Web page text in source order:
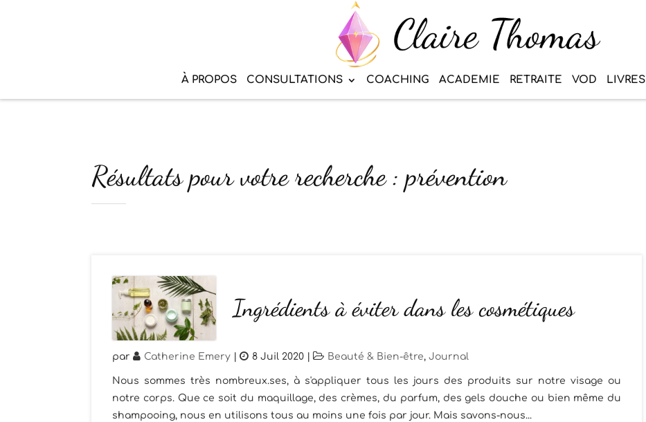
À PROPOS CONSULTATIONS COACHING ACADEMIE RETRAITE VOD LIVRES
Résultats pour votre recherche : prévention
Ingrédients à éviter dans les cosmétiques
par Catherine Emery 8 Juil 2020 Beauté & Bien-être, Journal
Nous sommes très nombreux.ses, à s'appliquer tous les jours des produits sur notre visage ou
notre corps. Que ce soit du maquillage, des crèmes, du parfum, des gels douche ou bien même du
shampooing, nous en utilisons tous au moins une fois par jour. Mais savons-nous...